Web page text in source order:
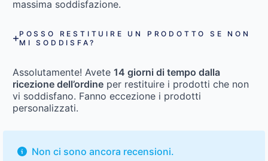
massima soddisfazione.
POSSO RESTITUIRE UN PRODOTTO SE NON
MI SODDISFA?
Assolutamente! Avete 14 giorni di tempo dalla
ricezione dell’ordine per restituire i prodotti che non
vi soddisfano. Fanno eccezione i prodotti
personalizzati.
Non ci sono ancora recensioni.